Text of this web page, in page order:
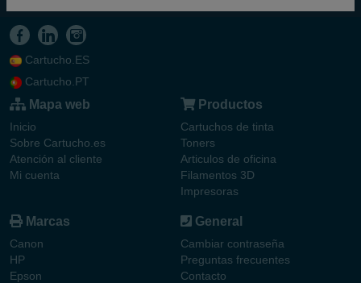
Cartucho.ES
Cartucho.PT
Mapa web
Inicio
Sobre Cartucho.es
Atención al cliente
Mi cuenta
Productos
Cartuchos de tinta
Toners
Articulos de oficina
Filamentos 3D
Impresoras
Marcas
Canon
HP
Epson
General
Cambiar contraseña
Preguntas frecuentes
Contacto